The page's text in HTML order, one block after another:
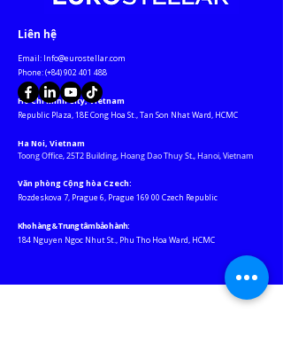
​Liên hệ
Email: Info@eurostellar.com
​​​Phone: (+84)902 401 488
Ho Chi Minh City, Vietnam
​Republic Plaza, 18E Cong Hoa St., Tan Son Nhat Ward, HCMC​
Ha Noi, Vietnam
Toong Office, 25T2 Building, Hoang Dao Thuy St., Hanoi, Vietnam
Văn phòng Cộng hòa Czech:
Rozdeskova 7, Prague 6, Prague 169 00 Czech Republic
Kho hàng & Trung tâm bảo hành:
184 Nguyen Ngoc Nhut St., Phu Tho Hoa Ward, HCMC